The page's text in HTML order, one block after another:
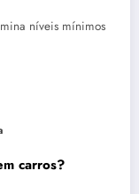
níveis mínimos
carros?